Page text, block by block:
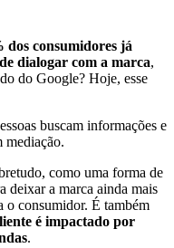
dos consumidores já
dialogar com a marca,
do Google? Hoje, esse
buscam informações e
mediação.
como uma forma de
deixar a marca ainda mais
o consumidor. É também
é impactado por
.